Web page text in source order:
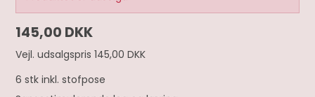
145,00 DKK
Vejl. udsalgspris 145,00 DKK
6 stk inkl. stofpose